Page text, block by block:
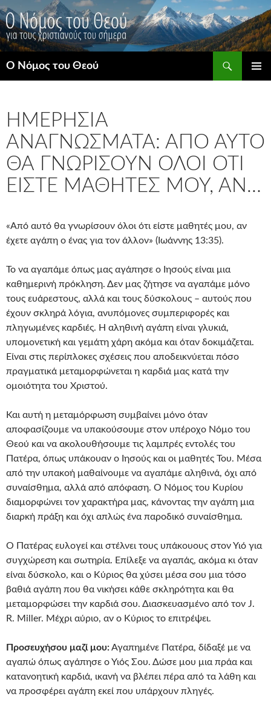
Μετάβαση
σε
περιεχόμενο
Ο Νόμος του Θεού
ΗΜΕΡΉΣΙΑ
ΑΝΑΓΝΏΣΜΑΤΑ: ΑΠΌ ΑΥΤΌ
ΘΑ ΓΝΩΡΊΣΟΥΝ ΌΛΟΙ ΌΤΙ
ΕΊΣΤΕ ΜΑΘΗΤΈΣ ΜΟΥ, ΑΝ…
«Από αυτό θα γνωρίσουν όλοι ότι είστε μαθητές μου, αν
έχετε αγάπη ο ένας για τον άλλον» (Ιωάννης 13:35).
Το να αγαπάμε όπως μας αγάπησε ο Ιησούς είναι μια
καθημερινή πρόκληση. Δεν μας ζήτησε να αγαπάμε μόνο
τους ευάρεστους, αλλά και τους δύσκολους – αυτούς που
έχουν σκληρά λόγια, ανυπόμονες συμπεριφορές και
πληγωμένες καρδιές. Η αληθινή αγάπη είναι γλυκιά,
υπομονετική και γεμάτη χάρη ακόμα και όταν δοκιμάζεται.
Είναι στις περίπλοκες σχέσεις που αποδεικνύεται πόσο
πραγματικά μεταμορφώνεται η καρδιά μας κατά την
ομοιότητα του Χριστού.
Και αυτή η μεταμόρφωση συμβαίνει μόνο όταν
αποφασίζουμε να υπακούσουμε στον υπέροχο Νόμο του
Θεού και να ακολουθήσουμε τις λαμπρές εντολές του
Πατέρα, όπως υπάκουαν ο Ιησούς και οι μαθητές Του. Μέσα
από την υπακοή μαθαίνουμε να αγαπάμε αληθινά, όχι από
συναίσθημα, αλλά από απόφαση. Ο Νόμος του Κυρίου
διαμορφώνει τον χαρακτήρα μας, κάνοντας την αγάπη μια
διαρκή πράξη και όχι απλώς ένα παροδικό συναίσθημα.
Ο Πατέρας ευλογεί και στέλνει τους υπάκουους στον Υιό για
συγχώρεση και σωτηρία. Επίλεξε να αγαπάς, ακόμα κι όταν
είναι δύσκολο, και ο Κύριος θα χύσει μέσα σου μια τόσο
βαθιά αγάπη που θα νικήσει κάθε σκληρότητα και θα
μεταμορφώσει την καρδιά σου. Διασκευασμένο από τον J.
R. Miller. Μέχρι αύριο, αν ο Κύριος το επιτρέψει.
Προσευχήσου μαζί μου:Αγαπημένε Πατέρα, δίδαξέ με να
αγαπώ όπως αγάπησε ο Υιός Σου. Δώσε μου μια πράα και
κατανοητική καρδιά, ικανή να βλέπει πέρα από τα λάθη και
να προσφέρει αγάπη εκεί που υπάρχουν πληγές.